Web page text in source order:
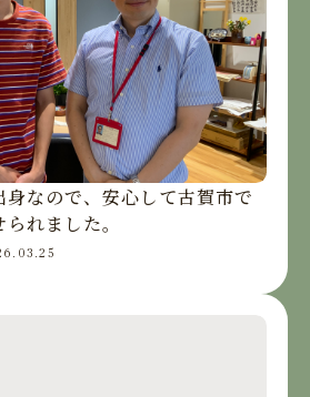
身なので、安心して古賀市で
れました。